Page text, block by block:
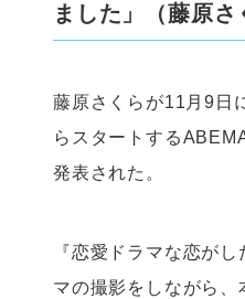
ました」（藤原さ
藤原さくらが11月9日
らスタートする
発表された。
『恋愛ドラマな恋が
マの撮影をしながら、